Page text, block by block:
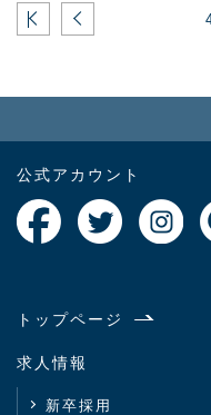
公式アカウント
トップページ
求人情報
新卒採用